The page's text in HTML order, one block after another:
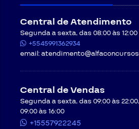
Central de Atendimento
Segunda a sexta, das 08:00 às 12:00
+5545991362934
email:
Central de Vendas
Segunda a sexta, das 09:00 às
09:00 às 16:00
+15557922245